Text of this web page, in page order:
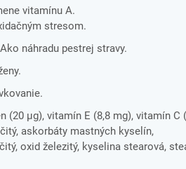
vitamínu A.
stresom.
náhradu pestrej stravy.
(20 μg), vitamín E (8,8 mg), vitamín C
askorbáty mastných kyselín,
oxid železitý, kyselina stearová,